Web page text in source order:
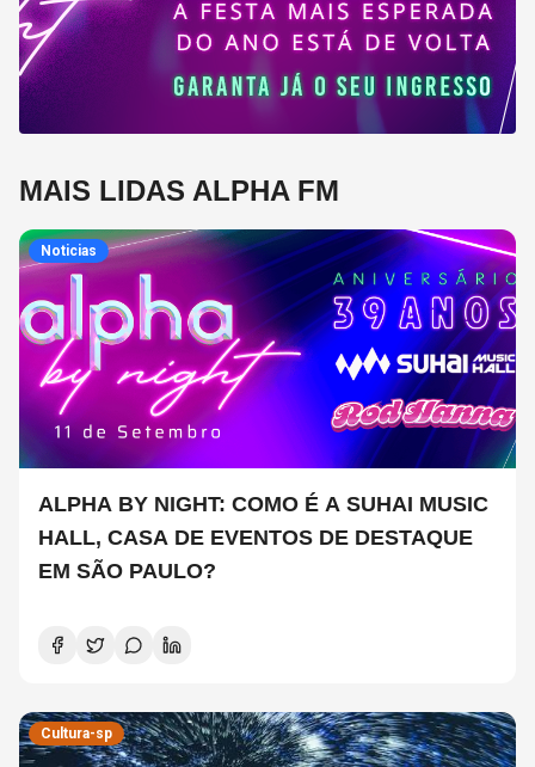
MAIS LIDAS ALPHA FM
Noticias
ALPHA BY NIGHT: COMO É A SUHAI MUSIC
HALL, CASA DE EVENTOS DE DESTAQUE
EM SÃO PAULO?
Cultura-sp